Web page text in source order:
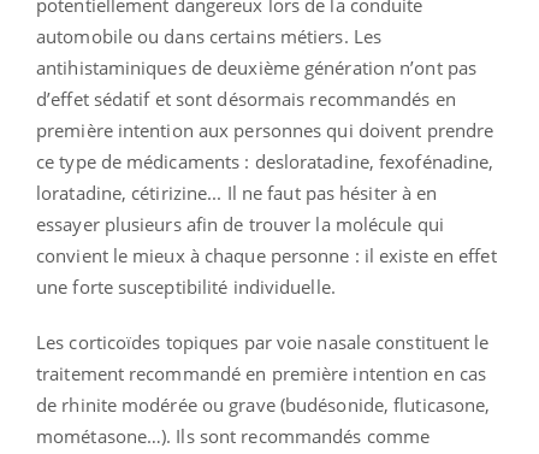
potentiellement dangereux lors de la conduite
automobile ou dans certains métiers. Les
antihistaminiques de deuxième génération n’ont pas
d’effet sédatif et sont désormais recommandés en
première intention aux personnes qui doivent prendre
ce type de médicaments : desloratadine, fexofénadine,
loratadine, cétirizine... Il ne faut pas hésiter à en
essayer plusieurs afin de trouver la molécule qui
convient le mieux à chaque personne : il existe en effet
une forte susceptibilité individuelle.
Les corticoïdes topiques par voie nasale constituent le
traitement recommandé en première intention en cas
de rhinite modérée ou grave (budésonide, fluticasone,
mométasone…). Ils sont recommandés comme